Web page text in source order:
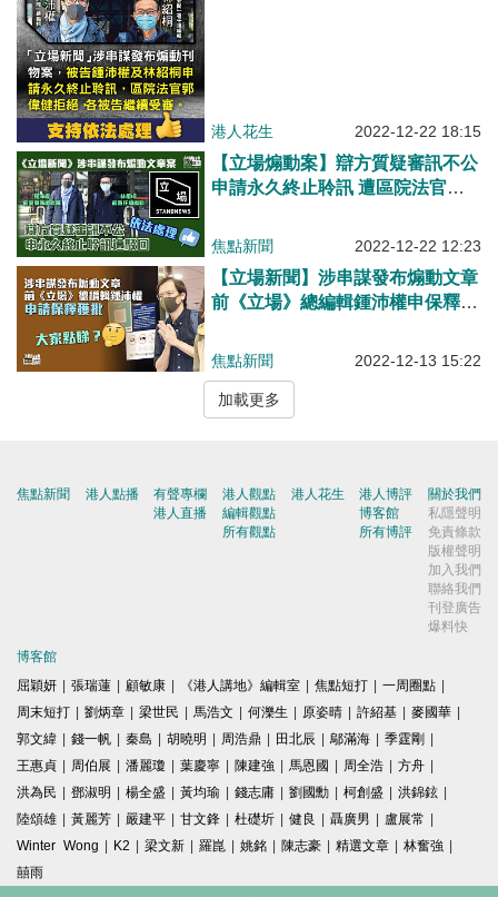
港人花生 2022-12-22 18:15
【立場煽動案】辯方質疑審訊不公
申請永久終止聆訊 遭區院法官郭
焦點新聞 2022-12-22 12:23
【立場新聞】涉串謀發布煽動文章
前《立場》總編輯鍾沛權申保釋獲
焦點新聞 2022-12-13 15:22
加載更多
焦點新聞 港人點播
有聲專欄
港人直播
港人觀點
編輯觀點
所有觀點
港人花生
港人博評
博客館
所有博評
關於我們
私隱聲明
免責條款
版權聲明
加入我們
聯絡我們
刊登廣告
爆料快
博客館
屈穎妍 | 張瑞蓮 | 顧敏康 | 《港人講地》編輯室 | 焦點短打 | 一周圈點 |
周末短打 | 劉炳章 | 梁世民 | 馬浩文 | 何濼生 | 原姿晴 | 許紹基 | 麥國華 |
郭文緯 | 錢一帆 | 秦島 | 胡曉明 | 周浩鼎 | 田北辰 | 鄔滿海 | 季霆剛 |
王惠貞 | 周伯展 | 潘麗瓊 | 葉慶寧 | 陳建強 | 馬恩國 | 周全浩 | 方舟 |
洪為民 | 鄧淑明 | 楊全盛 | 黃均瑜 | 錢志庸 | 劉國勳 | 柯創盛 | 洪錦鉉 |
陸頌雄 | 黃麗芳 | 嚴建平 | 甘文鋒 | 杜礎圻 | 健良 | 聶廣男 | 盧展常 |
Winter Wong | K2 | 梁文新 | 羅崑 | 姚銘 | 陳志豪 | 精選文章 | 林奮強 |
囍雨